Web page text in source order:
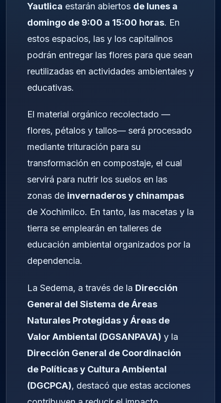
Yautlica estarán abiertos de lunes a
domingo de 9:00 a 15:00 horas. En
estos espacios, las y los capitalinos
podrán entregar las flores para que sean
reutilizadas en actividades ambientales y
educativas.
El material orgánico recolectado —
flores, pétalos y tallos— será procesado
mediante trituración para su
transformación en compostaje, el cual
servirá para nutrir los suelos en las
zonas de invernaderos y chinampas
de Xochimilco. En tanto, las macetas y la
tierra se emplearán en talleres de
educación ambiental organizados por la
dependencia.
La Sedema, a través de la Dirección
General del Sistema de Áreas
Naturales Protegidas y Áreas de
Valor Ambiental (DGSANPAVA) y la
Dirección General de Coordinación
de Políticas y Cultura Ambiental
(DGCPCA), destacó que estas acciones